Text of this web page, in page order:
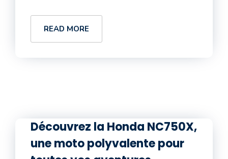
READ MORE
Découvrez la Honda NC750X,
une moto polyvalente pour